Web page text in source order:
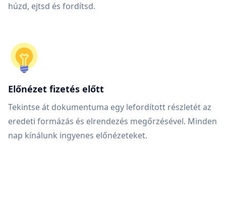
húzd, ejtsd és fordítsd.
Előnézet fizetés előtt
Tekintse át dokumentuma egy lefordított részletét az
eredeti formázás és elrendezés megőrzésével. Minden
nap kínálunk ingyenes előnézeteket.